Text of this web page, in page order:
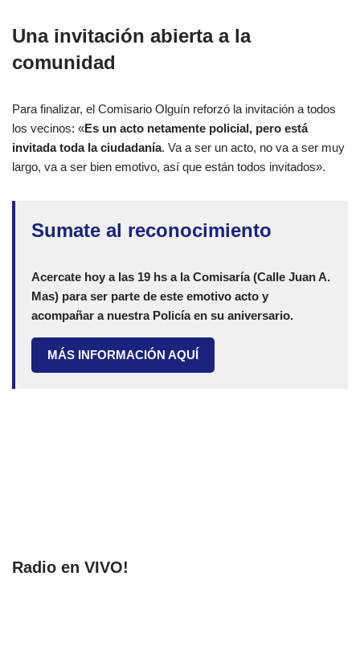
Una invitación abierta a la
comunidad
Para finalizar, el Comisario Olguín reforzó la invitación a todos
los vecinos: «Es un acto netamente policial, pero está
invitada toda la ciudadanía. Va a ser un acto, no va a ser muy
largo, va a ser bien emotivo, así que están todos invitados».
Sumate al reconocimiento
Acercate hoy a las 19 hs a la Comisaría (Calle Juan A.
Mas) para ser parte de este emotivo acto y
acompañar a nuestra Policía en su aniversario.
MÁS INFORMACIÓN AQUÍ
Radio en VIVO!